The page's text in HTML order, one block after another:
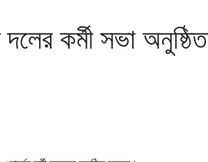
কর্মী সভা অনুষ্ঠিত